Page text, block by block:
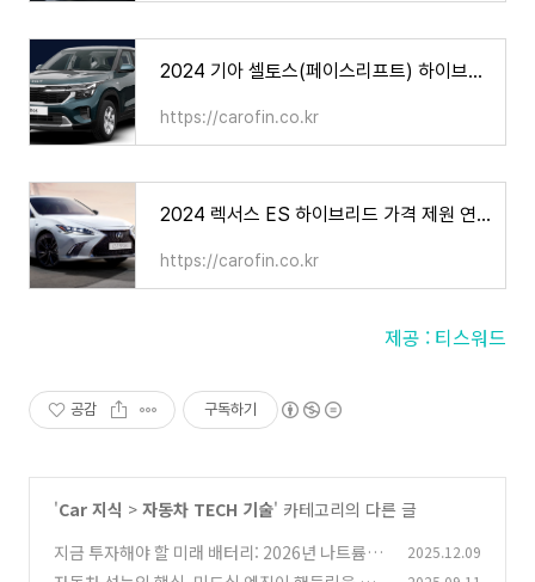
2024 기아 셀토스(페이스리프트) 하이브리드는 나오나? 가격 제원 연비
https://carofin.co.kr
2024 렉서스 ES 하이브리드 가격 제원 연비, 과연 적당한 가격인가?
https://carofin.co.kr
제공 : 티스워드
공감 구독하기
'Car 지식 > 자동차 TECH 기술' 카테고리의 다른 글
지금 투자해야 할 미래 배터리: 2026년 나트륨/
전고체 배터리 시장 판도 미리 보기
2025.12.09